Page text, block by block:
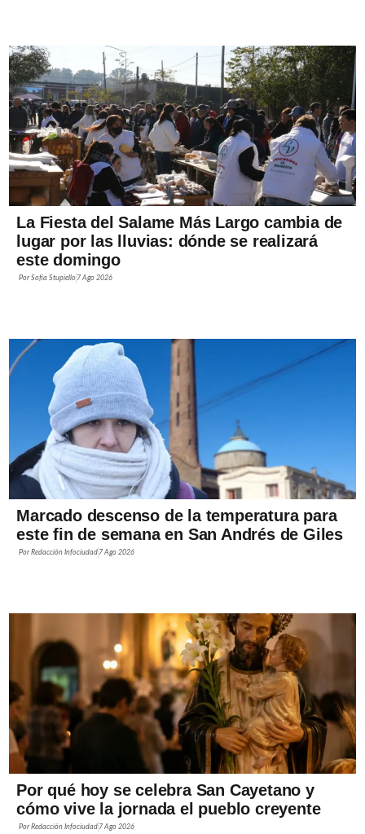
La Fiesta del Salame Más Largo cambia de
lugar por las lluvias: dónde se realizará
este domingo
PorSofía Stupiello 7 Ago 2026
Marcado descenso de la temperatura para
este fin de semana en San Andrés de Giles
PorRedacción Infociudad 7 Ago 2026
Por qué hoy se celebra San Cayetano y
cómo vive la jornada el pueblo creyente
PorRedacción Infociudad 7 Ago 2026